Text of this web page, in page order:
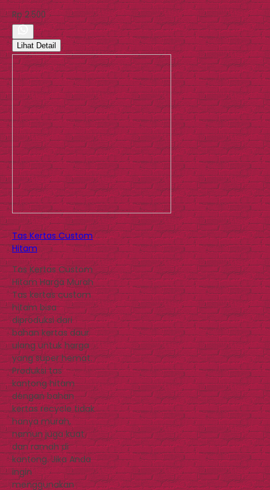
Rp 2.500
Lihat Detail
Tas Kertas Custom
Hitam
Tas Kertas Custom
Hitam Harga Murah
Tas kertas custom
hitam bisa
diproduksi dari
bahan kertas daur
ulang untuk harga
yang super hemat.
Produksi tas
kantong hitam
dengan bahan
kertas recycle tidak
hanya murah,
namun juga kuat
dan ramah di
kantong. Jika Anda
ingin
menggunakan